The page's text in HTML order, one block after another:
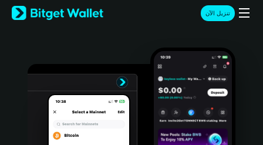
English
日本語
Türkçe
تنزيل الآن